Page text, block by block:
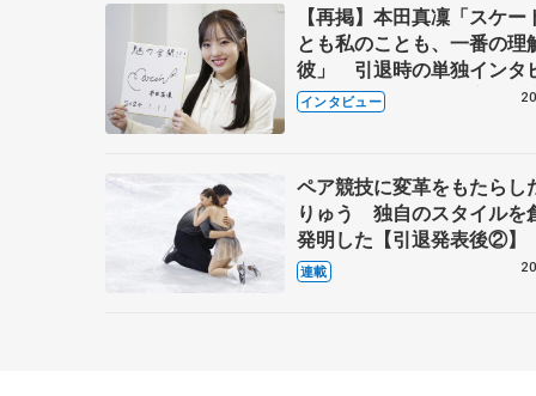
【再掲】本田真凜「スケー
とも私のことも、一番の理
彼」 引退時の単独インタ
で語った競技人生や家族、
これからの夢…
インタビュー
ペア競技に変革をもたらし
りゅう 独自のスタイルを
発明した【引退発表後②】
連載